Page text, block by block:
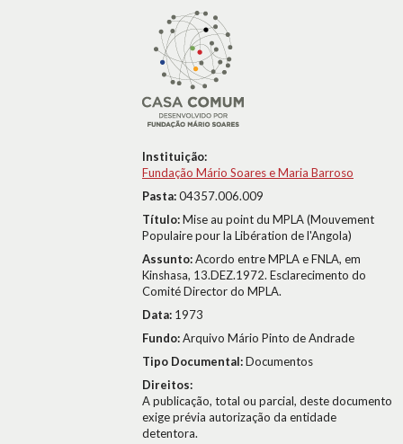
Instituição:
Fundação Mário Soares e Maria Barroso
Pasta:04357.006.009
Título:Mise au point du MPLA (Mouvement
Populaire pour la Libération de l'Angola)
Assunto:Acordo entre MPLA e FNLA, em
Kinshasa, 13.DEZ.1972. Esclarecimento do
Comité Director do MPLA.
Data: 1973
Fundo:Arquivo Mário Pinto de Andrade
Tipo Documental:Documentos
Direitos:
A publicação, total ou parcial, deste documento
exige prévia autorização da entidade
detentora.